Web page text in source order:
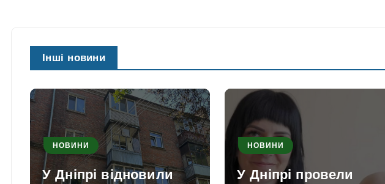
Інші новини
НОВИНИ
У Дніпрі відновили
НОВИНИ
У Дніпрі провели